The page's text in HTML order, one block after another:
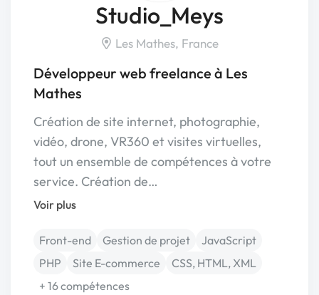
Studio_Meys
Les Mathes, France
Développeur web freelance à Les
Mathes
Création de site internet, photographie,
vidéo, drone, VR360 et visites virtuelles,
tout un ensemble de compétences à votre
service. Création de…
Voir plus
Front-end Gestion de projet
JavaScript
PHP
Site E-commerce
CSS, HTML, XML
+ 16 compétences